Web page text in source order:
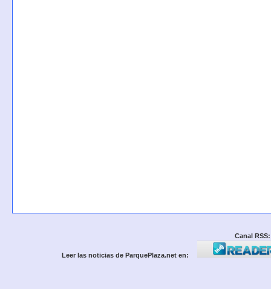
Canal RSS:
Leer las noticias de ParquePlaza.net en: